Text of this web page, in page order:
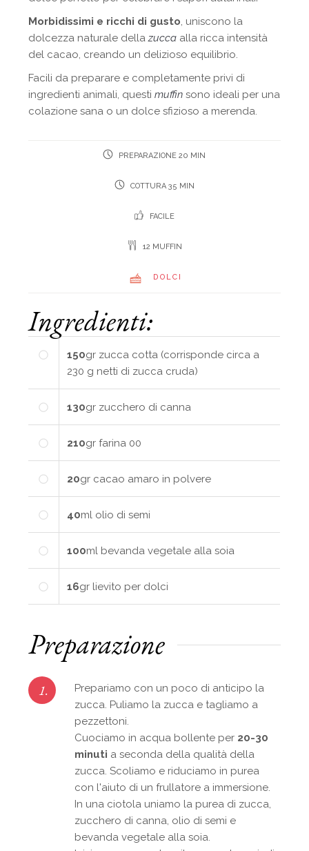
Morbidissimi e ricchi di gusto, uniscono la
dolcezza naturale dellazucca alla ricca intensità
del cacao, creando un delizioso equilibrio.
Facili da preparare e completamente privi di
ingredienti animali, questimuffinsono ideali per una
colazione sana o un dolce sfizioso a merenda.
PREPARAZIONE 20 MIN
COTTURA 35 MIN
FACILE
12 MUFFIN
DOLCI
Ingredienti:
150gr zucca cotta (corrisponde circa a
230 g netti di zucca cruda)
130gr zucchero di canna
210gr farina 00
20gr cacao amaro in polvere
40ml olio di semi
100ml bevanda vegetale alla soia
16gr lievito per dolci
Preparazione
1.
Prepariamo con un poco di anticipo la
zucca. Puliamo la zucca e tagliamo a
pezzettoni.
Cuociamo in acqua bollente per 20-30
minuti a seconda della qualità della
zucca. Scoliamo e riduciamo in purea
con l'aiuto di un frullatore a immersione.
In una ciotola uniamo la purea di zucca,
zucchero di canna, olio di semi e
bevanda vegetale alla soia.